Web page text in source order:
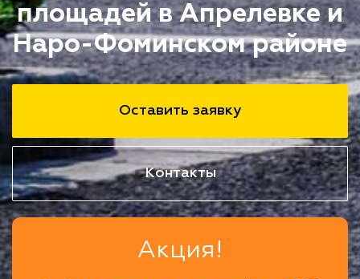
площадей в Апрелевке и
Наро-Фоминском районе
Оставить заявку
Контакты
Акция!